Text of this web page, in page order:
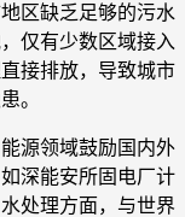
区缺乏足够的污水
仅有少数区域接入
接排放，导致城市
。
源领域鼓励国内外
深能安所固电厂计
处理方面，与世界